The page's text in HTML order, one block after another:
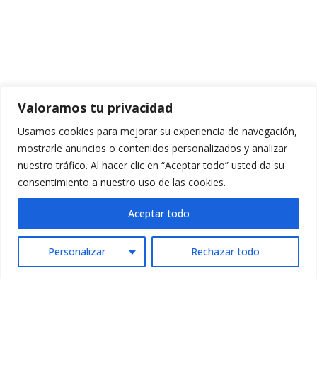
Valoramos tu privacidad
Usamos cookies para mejorar su experiencia de navegación,
mostrarle anuncios o contenidos personalizados y analizar
nuestro tráfico. Al hacer clic en “Aceptar todo” usted da su
consentimiento a nuestro uso de las cookies.
Personalizar Rechazar todo
Aceptar todo